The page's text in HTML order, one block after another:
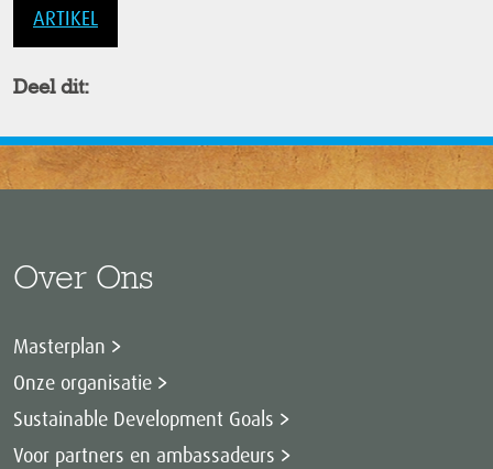
ARTIKEL
Deel dit:
Over Ons
Masterplan
Onze organisatie
Sustainable Development Goals
Voor partners en ambassadeurs